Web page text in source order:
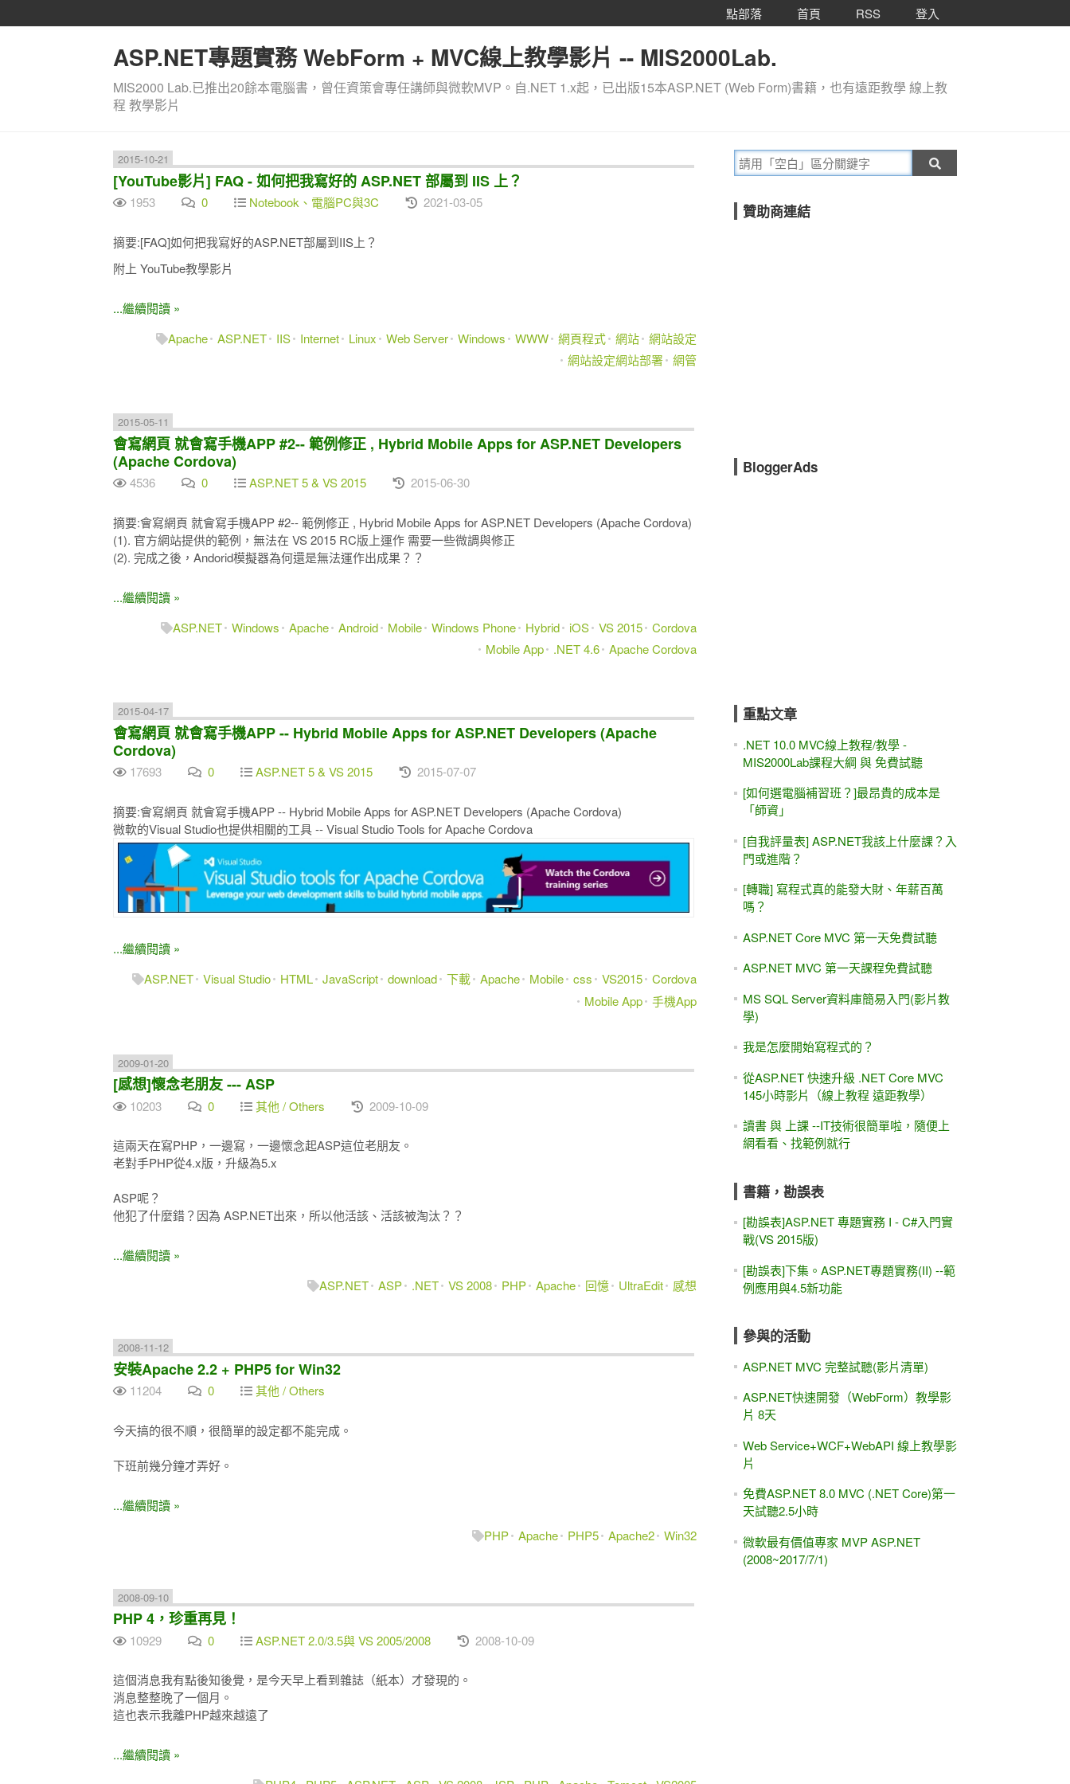
點部落 首頁 RSS 登入
ASP.NET專題實務 WebForm + MVC線上教學影片 -- MIS2000Lab.
MIS2000 Lab.已推出20餘本電腦書，曾任資策會專任講師與微軟MVP。自.NET 1.x起，已出版15本ASP.NET (Web Form)書籍，也有遠距教學 線上教
程 教學影片
2015-10-21
[YouTube影片] FAQ - 如何把我寫好的 ASP.NET 部屬到 IIS 上？
1953 0 Notebook、電腦PC與3C 2021-03-05
摘要:[FAQ]如何把我寫好的ASP.NET部屬到IIS上？
附上 YouTube教學影片
...繼續閱讀 »
Apache ASP.NET IIS Internet Linux Web Server Windows WWW 網頁程式 網站 網站設定
網站設定網站部署 網管
2015-05-11
會寫網頁 就會寫手機APP #2-- 範例修正 , Hybrid Mobile Apps for ASP.NET Developers
(Apache Cordova)
4536 0 ASP.NET 5 & VS 2015 2015-06-30
摘要:會寫網頁 就會寫手機APP #2-- 範例修正 , Hybrid Mobile Apps for ASP.NET Developers (Apache Cordova)
(1). 官方網站提供的範例，無法在 VS 2015 RC版上運作 需要一些微調與修正
(2). 完成之後，Andorid模擬器為何還是無法運作出成果？？
...繼續閱讀 »
ASP.NET Windows Apache Android Mobile Windows Phone Hybrid iOS VS 2015 Cordova
Mobile App
.NET 4.6 Apache Cordova
2015-04-17
會寫網頁 就會寫手機APP -- Hybrid Mobile Apps for ASP.NET Developers (Apache
Cordova)
17693 0 ASP.NET 5 & VS 2015 2015-07-07
摘要:會寫網頁 就會寫手機APP -- Hybrid Mobile Apps for ASP.NET Developers (Apache Cordova)
微軟的Visual Studio也提供相關的工具 -- Visual Studio Tools for Apache Cordova
...繼續閱讀 »
ASP.NET Visual Studio HTML JavaScript download 下載 Apache Mobile css VS2015 Cordova
Mobile App 手機App
2009-01-20
[感想]懷念老朋友 --- ASP
10203 0 其他 / Others 2009-10-09
這兩天在寫PHP，一邊寫，一邊懷念起ASP這位老朋友。
老對手PHP從4.x版，升級為5.x
ASP呢？
他犯了什麼錯？因為 ASP.NET出來，所以他活該、活該被淘汰？？
...繼續閱讀 »
ASP.NET ASP .NET VS 2008 PHP Apache 回憶 UltraEdit 感想
2008-11-12
安裝Apache 2.2 + PHP5 for Win32
11204 0 其他 / Others
今天搞的很不順，很簡單的設定都不能完成。
下班前幾分鐘才弄好。
...繼續閱讀 »
PHP Apache PHP5 Apache2 Win32
2008-09-10
PHP 4，珍重再見！
10929 0 ASP.NET 2.0/3.5與 VS 2005/2008 2008-10-09
這個消息我有點後知後覺，是今天早上看到雜誌（紙本）才發現的。
消息整整晚了一個月。
這也表示我離PHP越來越遠了
...繼續閱讀 »
贊助商連結
BloggerAds
重點文章
.NET 10.0 MVC線上教程/教學 -
MIS2000Lab課程大綱 與 免費試聽
[如何選電腦補習班？]最昂貴的成本是
「師資」
[自我評量表] ASP.NET我該上什麼課？入
門或進階？
[轉職] 寫程式真的能發大財、年薪百萬
嗎？
ASP.NET Core MVC 第一天免費試聽
ASP.NET MVC 第一天課程免費試聽
MS SQL Server資料庫簡易入門(影片教
學)
我是怎麼開始寫程式的？
從ASP.NET 快速升級 .NET Core MVC
145小時影片（線上教程 遠距教學）
讀書 與 上課 --IT技術很簡單啦，隨便上
網看看、找範例就行
書籍，勘誤表
[勘誤表]ASP.NET 專題實務 I - C#入門實
戰(VS 2015版)
[勘誤表]下集。ASP.NET專題實務(II) --範
例應用與4.5新功能
參與的活動
ASP.NET MVC 完整試聽(影片清單)
ASP.NET快速開發（WebForm）教學影
片 8天
Web Service+WCF+WebAPI 線上教學影
片
免費ASP.NET 8.0 MVC (.NET Core)第一
天試聽2.5小時
微軟最有價值專家 MVP ASP.NET
(2008~2017/7/1)